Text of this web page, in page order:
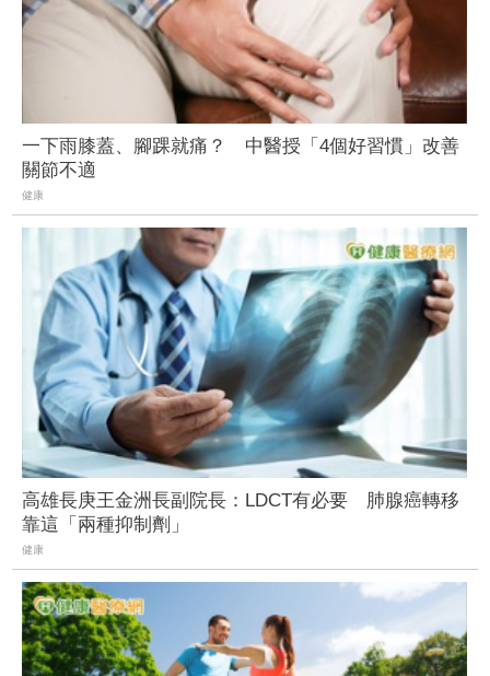
一下雨膝蓋、腳踝就痛？ 中醫授「4個好習慣」改善
關節不適
健康
高雄長庚王金洲長副院長：LDCT有必要 肺腺癌轉移
靠這「兩種抑制劑」
健康